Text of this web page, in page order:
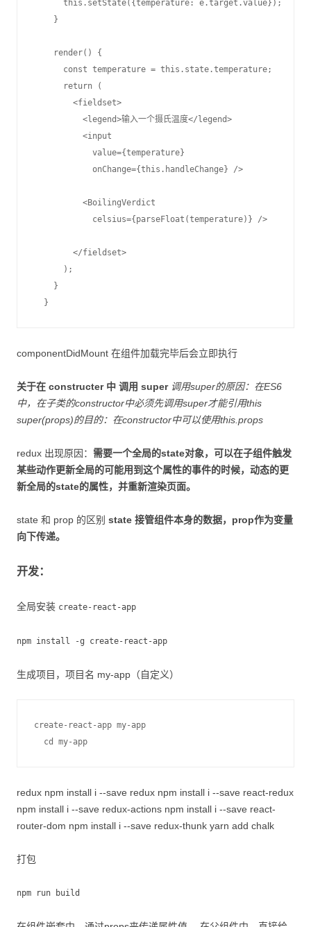
      this.setState({temperature: e.target.value});
    }
    render() {
      const temperature = this.state.temperature;
      return (
        <fieldset>
          <legend>输入一个摄氏温度</legend>
          <input
            value={temperature}
            onChange={this.handleChange} />
          <BoilingVerdict
            celsius={parseFloat(temperature)} />
        </fieldset>
      );
    }
  }
componentDidMount 在组件加载完毕后会立即执行
关于在 constructer 中 调用 super 调用super的原因：在ES6
中，在子类的constructor中必须先调用super才能引用this
super(props)的目的：在constructor中可以使用this.props
redux 出现原因： 需要一个全局的state对象，可以在子组件触发
某些动作更新全局的可能用到这个属性的事件的时候，动态的更
新全局的state的属性，并重新渲染页面。
state 和 prop 的区别 state 接管组件本身的数据，prop作为变量
向下传递。
开发：
全局安装 create-react-app
npm install -g create-react-app
生成项目，项目名 my-app（自定义）
create-react-app my-app
  cd my-app
redux npm install i --save redux npm install i --save react-redux
npm install i --save redux-actions npm install i --save react-
router-dom npm install i --save redux-thunk yarn add chalk
打包
npm run build